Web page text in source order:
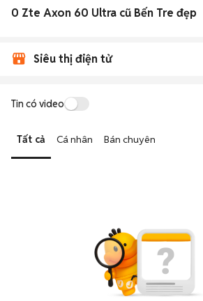
0 Zte Axon 60 Ultra cũ Bến Tre đẹp
Siêu thị điện tử
Tin có video
Tất cả Cá nhân Bán chuyên